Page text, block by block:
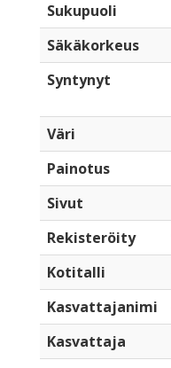
Sukupuoli
Säkäkorkeus
Syntynyt
Väri
Painotus
Sivut
Rekisteröity
Kotitalli
Kasvattajanimi
Kasvattaja